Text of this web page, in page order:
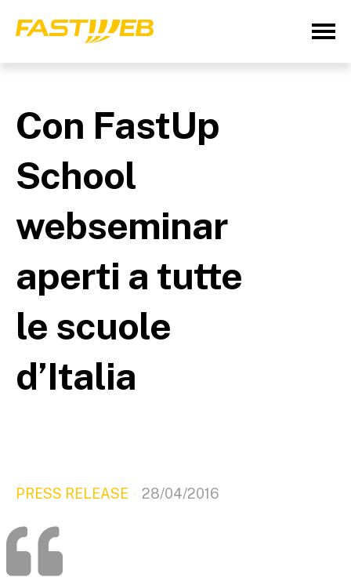
Con FastUp
School
webseminar
aperti a tutte
le scuole
d’Italia
PRESS RELEASE 28/04/2016